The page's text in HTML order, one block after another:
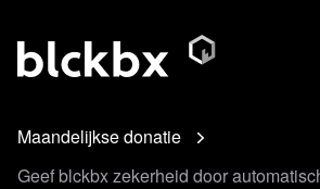
Maandelijkse donatie
Geef blckbx zekerheid door